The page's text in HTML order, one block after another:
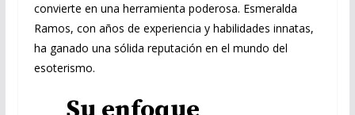
convierte en una herramienta poderosa. Esmeralda
Ramos, con años de experiencia y habilidades innatas,
ha ganado una sólida reputación en el mundo del
esoterismo.